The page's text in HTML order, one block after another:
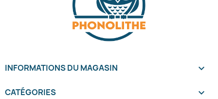
INFORMATIONS DU MAGASIN keyboard_arrow_down
CATÉGORIES 